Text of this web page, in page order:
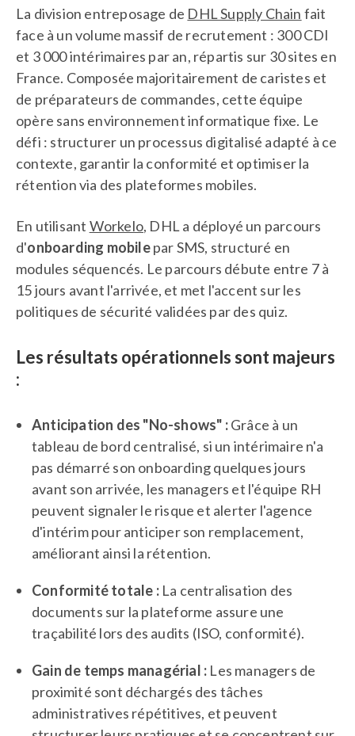
La division entreposage de DHL Supply Chain fait
face à un volume massif de recrutement : 300 CDI
et 3 000 intérimaires par an, répartis sur 30 sites en
France. Composée majoritairement de caristes et
de préparateurs de commandes, cette équipe
opère sans environnement informatique fixe. Le
défi : structurer un processus digitalisé adapté à ce
contexte, garantir la conformité et optimiser la
rétention via des plateformes mobiles.
En utilisant Workelo, DHL a déployé un parcours
d'onboarding mobilepar SMS, structuré en
modules séquencés. Le parcours débute entre 7 à
15 jours avant l'arrivée, et met l'accent sur les
politiques de sécurité validées par des quiz.
Les résultats opérationnels sont majeurs
:
Anticipation des "No-shows" :Grâce à un
tableau de bord centralisé, si un intérimaire n'a
pas démarré son onboarding quelques jours
avant son arrivée, les managers et l'équipe RH
peuvent signaler le risque et alerter l'agence
d'intérim pour anticiper son remplacement,
améliorant ainsi la rétention.
Conformité totale :La centralisation des
documents sur la plateforme assure une
traçabilité lors des audits (ISO, conformité).
Gain de temps managérial : Les managers de
proximité sont déchargés des tâches
administratives répétitives, et peuvent